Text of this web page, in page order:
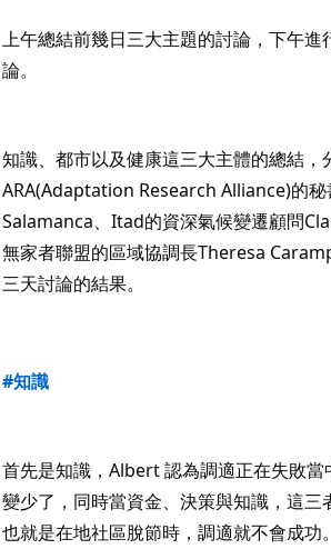
上午總結前幾日三大主題的討論，下午進
論。
知識、都市以及健康這三大主體的總結，
ARA(Adaptation Research Alliance)的
Salamanca、Itad的資深氣候變遷顧問
無家者聯盟的區域協調長Theresa
三天討論的結果。
#知識
首先是知識，Albert 認為調適正在失敗當
變少了，同時當資金、決策與知識，這三
也就是在地社區脫節時，調適就不會成功